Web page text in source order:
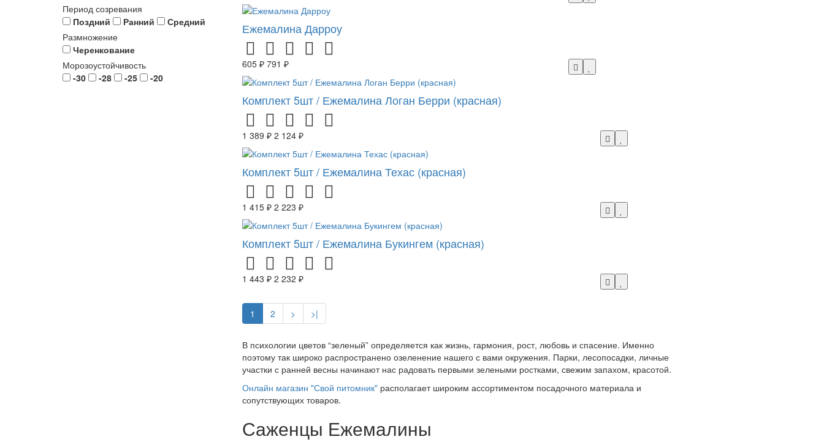
Период созревания
Поздний
Ранний
Средний
Размножение
Черенкование
Морозоустойчивость
-30
-28 -25 -20
Ежемалина Дарроу
605 ₽ 791 ₽
Комплект 5шт / Ежемалина Логан Берри (красная)
1 389 ₽ 2 124 ₽
Комплект 5шт / Ежемалина Техас (красная)
1 415 ₽ 2 223 ₽
Комплект 5шт / Ежемалина Букингем (красная)
1 443 ₽ 2 232 ₽
1 2 > >|
В психологии цветов “зеленый” определяется как жизнь, гармония, рост, любовь и спасение. Именно
поэтому так широко распространено озеленение нашего с вами окружения. Парки, лесопосадки, личные
участки с ранней весны начинают нас радовать первыми зелеными ростками, свежим запахом, красотой.
Онлайн магазин "Свой питомник"располагает широким ассортиментом посадочного материала и
сопутствующих товаров.
Саженцы Ежемалины